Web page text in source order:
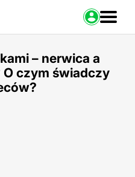
Zaloguj
Strona Główna
– nerwica a
czym świadczy